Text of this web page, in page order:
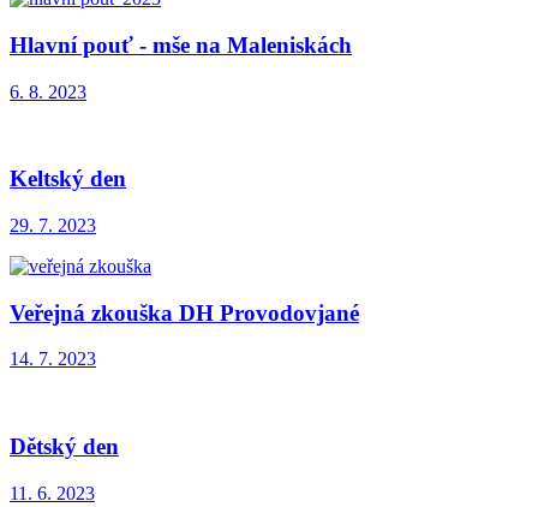
Hlavní pouť - mše na Maleniskách
6. 8. 2023
Keltský den
29. 7. 2023
Veřejná zkouška DH Provodovjané
14. 7. 2023
Dětský den
11. 6. 2023